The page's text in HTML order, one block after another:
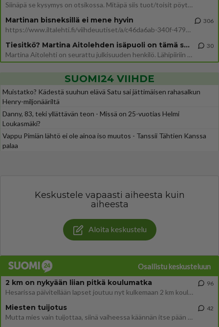
Siinäpä se kysymys on otsikossa. Mitäpä siis tuot/toisit pöytään parisuhteessa? Oletko mies vai nainen? Koetko sen mitä
Martinan bisneksillä ei mene hyvin
https://www.iltalehti.fi/viihdeuutiset/a/c46da6ab-340f-4790-aaa7-0865eed2336 Yrityksen konkurssihakemus on tullut kärä
306
Tiesitkö? Martina Aitolehden isäpuoli on tämä suosittu laulaja
Martina Aitolehti on seurattu julkisuuden henkilö. Lähipiiriin mahtuu muitakin tunnettuja henkilöitä. Tiesitkö, että Ma
30
SUOMI24 VIIHDE
Muistatko? Kädestä suuhun elävä Satu sai jättimäisen rahasalkun
Henry-miljonääriltä
Danny, 83, teki yllättävän teon - Missä on 25-vuotias Helmi
Loukasmäki?
Vappu Pimiän lähtö ei ole ainoa iso muutos - Tanssii Tähtien Kanssa
palaa
Keskustele vapaasti aiheesta kuin
aiheesta
Aloita keskustelu
Osallistu keskusteluun
2 km on nykyään liian pitkä koulumatka
Hesarissa päivitellään lapset joutuu nyt kulkemaan 2 km kouluun jösses. Ruostefillarilla tuo matka menee vaikka miten äk
96
Miesten tuijotus
Mutta mies vain tuijottaa, siinä vaiheessa käännän itse pään pois. Mikä juttu? Yleensä jos joku tuijottaa tai katsoo, hä
42